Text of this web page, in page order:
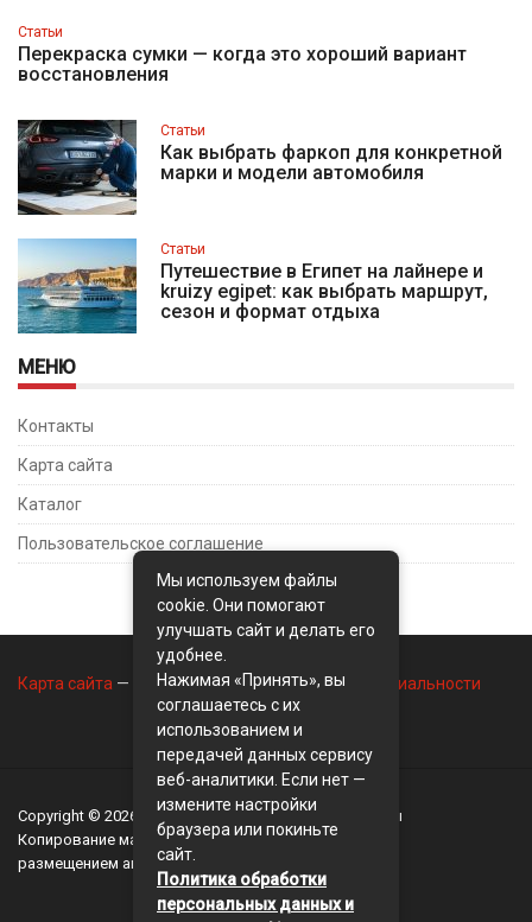
Статьи
Перекраска сумки — когда это хороший вариант
восстановления
Статьи
Как выбрать фаркоп для конкретной
марки и модели автомобиля
Статьи
Путешествие в Египет на лайнере и
kruizy egipet: как выбрать маршрут,
сезон и формат отдыха
МЕНЮ
Контакты
Карта сайта
Каталог
Пользовательское соглашение
Карта сайта — Контакты— Политика конфиденциальности
Copyright © 2026 BusinessMix- Экономика и финансы
Копирование материалов разрешается, только с
размещением активной ссылки на сайт
Мы используем файлы
cookie. Они помогают
улучшать сайт и делать его
удобнее.
Нажимая «Принять», вы
соглашаетесь с их
использованием и
передачей данных сервису
веб-аналитики. Если нет —
измените настройки
браузера или покиньте
сайт.
Политика обработки
персональных данных и